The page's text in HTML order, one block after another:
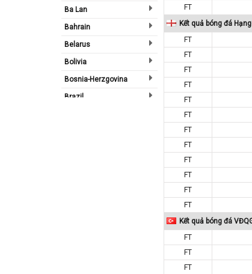
Ba Lan
Bahrain
Belarus
Bolivia
Bosnia-Herzgovina
Brazil
FT
Kết quả bóng đá
FT
FT
FT
FT
FT
FT
FT
FT
FT
FT
FT
FT
Kết quả bóng đá
FT
FT
FT